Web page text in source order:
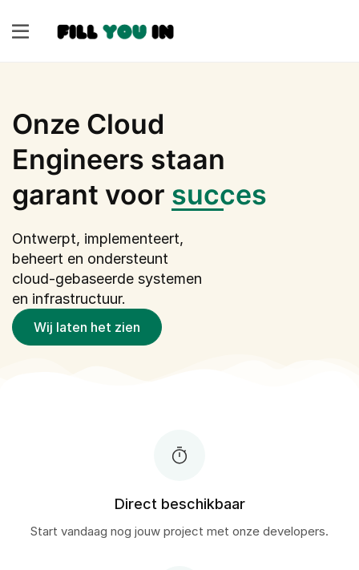
Onze Cloud
Engineers staan
garant voor succes
Ontwerpt, implementeert,
beheert en ondersteunt
cloud-gebaseerde systemen
en infrastructuur.
Wij laten het zien
Direct beschikbaar
Start vandaag nog jouw project met onze developers.